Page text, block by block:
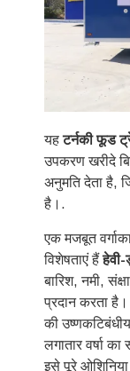
यहटर्नकी फूड
उपकरण खरीदे
अनुमति देता है,
है।.
एक मजबूत
विशेषताएं हैंहेवी-
बारिश, नमी,
प्रदान करता
की
लगातार वर्षा
इसे पूरे